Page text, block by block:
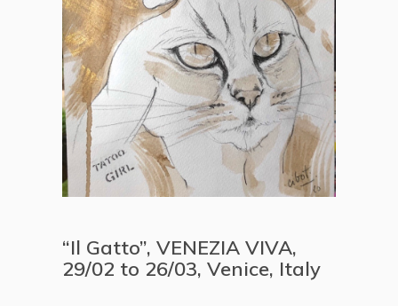
“Il Gatto”, VENEZIA VIVA,
29/02 to 26/03, Venice, Italy